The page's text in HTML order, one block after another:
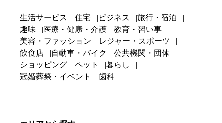
生活サービス 住宅 ビジネス
旅行・宿泊
趣味
医療・健康・介護
教育・習い事
美容・ファッション
レジャー・スポーツ
飲食店
自動車・バイク
公共機関・団体
ショッピング
ペット
暮らし
冠婚葬祭・イベント
歯科